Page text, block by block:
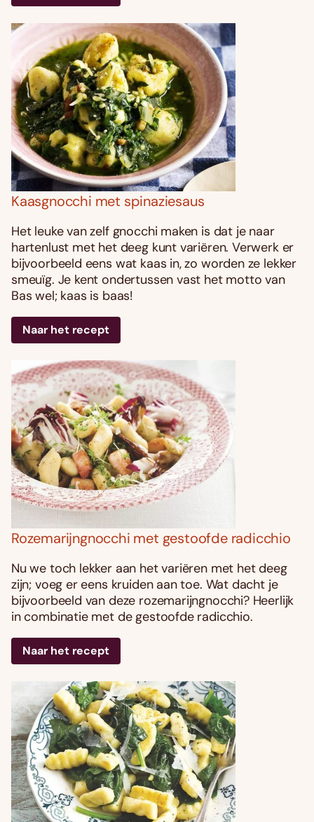
Kaasgnocchi met spinaziesaus
Het leuke van zelf gnocchi maken is dat je naar
hartenlust met het deeg kunt variëren. Verwerk er
bijvoorbeeld eens wat kaas in, zo worden ze lekker
smeuïg. Je kent ondertussen vast het motto van
Bas wel; kaas is baas!
Naar het recept
Rozemarijngnocchi met gestoofde radicchio
Nu we toch lekker aan het variëren met het deeg
zijn; voeg er eens kruiden aan toe. Wat dacht je
bijvoorbeeld van deze rozemarijngnocchi? Heerlijk
in combinatie met de gestoofde radicchio.
Naar het recept